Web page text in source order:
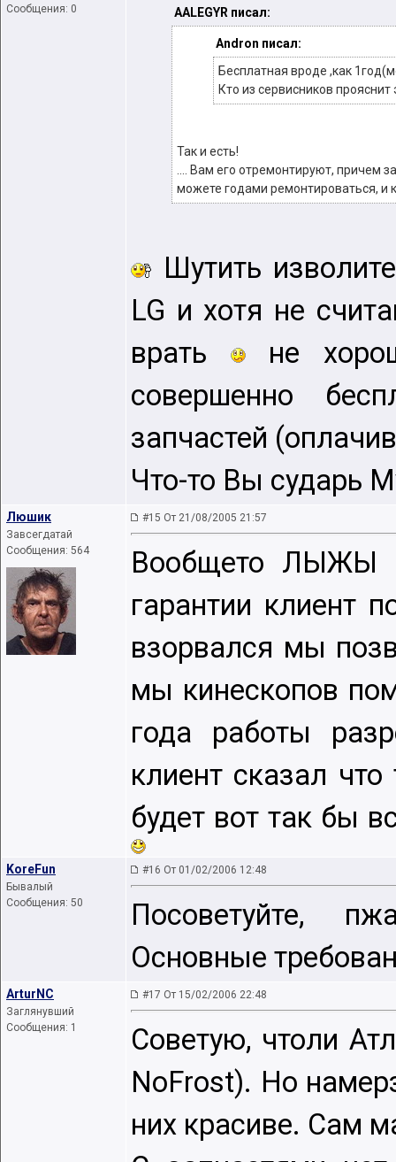
Сообщения: 0
AALEGYR писал:
Andron писал:
Бесплатная вроде ,как
Кто из сервисников прояснит
Так и есть!
.... Вам его отремонтируют, причем
можете годами ремонтироваться, и
Шутить
LG и хотя не
врать
не
совершенно
запчастей
Что-то Вы сударь
Люшик
Завсегдатай
Сообщения: 564
#15 От 21/08/2005 21:57
Вообщето ЛЫЖЫ
гарантии клиент
взорвался мы
мы кинескопов
года работы
клиент сказал
будет вот так бы
KoreFun
Бывалый
Сообщения: 50
#16 От 01/02/2006 12:48
Посоветуйте,
Основные
ArturNC
Заглянувший
Сообщения: 1
#17 От 15/02/2006 22:48
Советую, чтоли
NoFrost). Но
них красиве. Сам